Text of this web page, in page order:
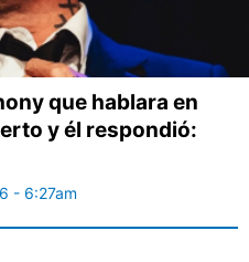
que hablara en
y él respondió:
- 6:27am